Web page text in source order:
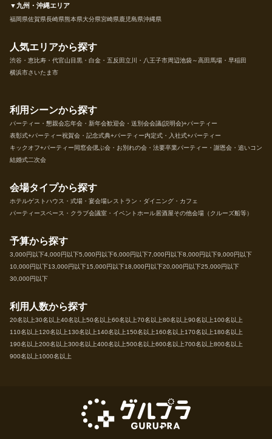
▼九州・沖縄エリア
福岡県佐賀県長崎県熊本県大分県宮崎県鹿児島県沖縄県
人気エリアから探す
渋谷・恵比寿・代官山目黒・白金・五反田立川・八王子市周辺池袋～高田馬場・早稲田
横浜市さいたま市
利用シーンから探す
パーティー・懇親会忘年会・新年会歓迎会・送別会会議(説明会)+パーティー
表彰式+パーティー祝賀会・記念式典+パーティー内定式・入社式+パーティー
キックオフ+パーティー 同窓会偲ぶ会・お別れの会・法要卒業パーティー・謝恩会・追いコン
結婚式二次会
会場タイプから探す
ホテルゲストハウス・式場・宴会場レストラン・ダイニング・カフェ
パーティースペース・クラブ会議室・イベントホール居酒屋その他会場（クルーズ船等）
予算から探す
3,000円以下4,000円以下5,000円以下6,000円以下7,000円以下8,000円以下9,000円以下
10,000円以下13,000円以下15,000円以下18,000円以下20,000円以下25,000円以下
30,000円以下
利用人数から探す
20名以上30名以上40名以上50名以上60名以上70名以上80名以上90名以上100名以上
110名以上120名以上130名以上140名以上150名以上160名以上170名以上180名以上
190名以上200名以上300名以上400名以上500名以上600名以上700名以上800名以上
900名以上1000名以上